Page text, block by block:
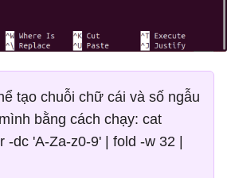
tạo chuỗi chữ cái và số ngẫu
bằng cách chạy: cat
-dc 'A-Za-z0-9' | fold -w 32 |